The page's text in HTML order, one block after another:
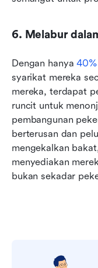
6. Melabur
Dengan hanya 40%
syarikat mereka
mereka, terdapat
runcit untuk
pembangunan
berterusan dan
mengekalkan
menyediakan
bukan sekadar